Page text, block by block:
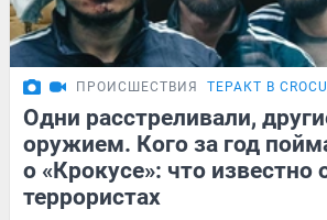
ПРОИСШЕСТВИЯ ТЕРАКТ В
Одни расстреливали,
оружием. Кого за год
о «Крокусе»: что известно
террористах